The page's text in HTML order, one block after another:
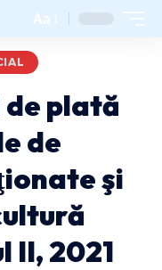
Aa
de plată
de
şi
II, 2021